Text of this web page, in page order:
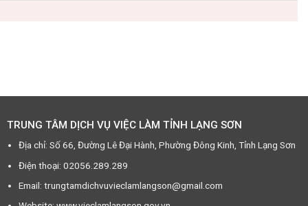
TRUNG TÂM DỊCH VỤ VIỆC LÀM TỈNH LẠNG SƠN
Địa chỉ: Số 66, Đường Lê Đại Hành, Phường Đông Kinh, Tỉnh Lạng Sơn
Điện thoại: 02056.289.289
Email: trungtamdichvuvieclamlangson@gmail.com